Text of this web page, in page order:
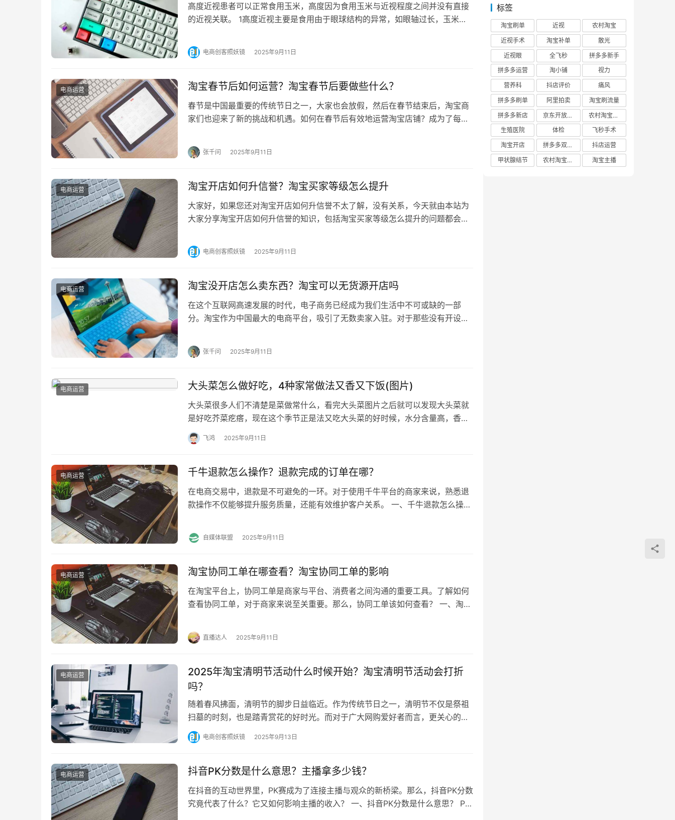
高度近视患者可以正常食用玉米，高度因为食用玉米与近视程度之间并没有直接
的近视关联。 1高度近视主要是食用由于眼球结构的异常，如眼轴过长，玉米导
电商创客照妖镜 2025年9月11日
电商运营 淘宝春节后如何运营？淘宝春节后要做些什么？
春节是中国最重要的传统节日之一，大家也会放假，然后在春节结束后，淘宝商
家们也迎来了新的挑战和机遇。如何在春节后有效地运营淘宝店铺？成为了每个
张千问 2025年9月11日
电商运营 淘宝开店如何升信誉？淘宝买家等级怎么提升
大家好，如果您还对淘宝开店如何升信誉不太了解，没有关系，今天就由本站为
大家分享淘宝开店如何升信誉的知识，包括淘宝买家等级怎么提升的问题都会给
电商创客照妖镜 2025年9月11日
电商运营 淘宝没开店怎么卖东西？淘宝可以无货源开店吗
在这个互联网高速发展的时代，电子商务已经成为我们生活中不可或缺的一部
分。淘宝作为中国最大的电商平台，吸引了无数卖家入驻。对于那些没有开设淘
张千问 2025年9月11日
电商运营 大头菜怎么做好吃，4种家常做法又香又下饭(图片)
大头菜很多人们不清楚是菜做常什么，看完大头菜图片之后就可以发现大头菜就
是好吃芥菜疙瘩，现在这个季节正是法又吃大头菜的好时候，水分含量高，香又
下饭做出来的图片菜水分足，非常好吃，养生…
飞鸿 2025年9月11日
电商运营 千牛退款怎么操作？退款完成的订单在哪？
在电商交易中，退款是不可避免的一环。对于使用千牛平台的商家来说，熟悉退
款操作不仅能够提升服务质量，还能有效维护客户关系。 一、千牛退款怎么操
自媒体联盟 2025年9月11日
电商运营 淘宝协同工单在哪查看？淘宝协同工单的影响
在淘宝平台上，协同工单是商家与平台、消费者之间沟通的重要工具。了解如何
查看协同工单，对于商家来说至关重要。那么，协同工单该如何查看？ 一、淘宝
直播达人 2025年9月11日
电商运营
2025年淘宝清明节活动什么时候开始？淘宝清明节活动会打折
吗？
随着春风拂面，清明节的脚步日益临近。作为传统节日之一，清明节不仅是祭祖
扫墓的时刻，也是踏青赏花的好时光。而对于广大网购爱好者而言，更关心的是
淘宝平台在清明期间的活动。2025年淘宝…
电商创客照妖镜 2025年9月13日
电商运营 抖音PK分数是什么意思？主播拿多少钱？
在抖音的互动世界里，PK赛成为了连接主播与观众的新桥梁。那么，抖音PK分数
究竟代表了什么？它又如何影响主播的收入？ 一、抖音PK分数是什么意思？ PK
标签
淘宝刷单 近视
农村淘宝
近视手术
淘宝补单
散光
近视眼
全飞秒
拼多多新手
拼多多运营
淘小铺
视力
营养科
抖店评价
痛风
拼多多刷单
阿里拍卖
淘宝刷流量
拼多多新店
京东开放平台
农村淘宝快递
生殖医院
体检
飞秒手术
淘宝开店
拼多多双十二
抖店运营
甲状腺结节
农村淘宝店铺 淘宝主播